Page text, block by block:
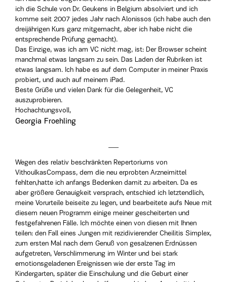
ich die Schule von Dr. Geukens in Belgium absolviert und ich
komme seit 2007 jedes Jahr nach Alonissos (ich habe auch den
dreijährigen Kurs ganz mitgemacht, aber ich habe nicht die
entsprechende Prüfung gemacht).
Das Einzige, was ich am VC nicht mag, ist: Der Browser scheint
manchmal etwas langsam zu sein. Das Laden der Rubriken ist
etwas langsam. Ich habe es auf dem Computer in meiner Praxis
probiert, und auch auf meinem iPad.
Beste Grüße und vielen Dank für die Gelegenheit, VC
auszuprobieren.
Hochachtungsvoll,
Georgia Froehling
Wegen des relativ beschränkten Repertoriums von
VithoulkasCompass, dem die neu erprobten Arzneimittel
fehlten,hatte ich anfangs Bedenken damit zu arbeiten. Da es
aber größere Genauigkeit versprach, entschied ich letztendlich,
meine Vorurteile beiseite zu legen, und bearbeitete aufs Neue mit
diesem neuen Programm einige meiner gescheiterten und
festgefahrenen Fälle. Ich möchte einen von diesen mit Ihnen
teilen: den Fall eines Jungen mit rezidivierender Cheilitis Simplex,
zum ersten Mal nach dem Genuß von gesalzenen Erdnüssen
aufgetreten, Verschlimmerung im Winter und bei stark
emotionsgeladenen Ereignissen wie der erste Tag im
Kindergarten, später die Einschulung und die Geburt einer